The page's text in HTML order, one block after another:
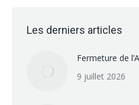
Les derniers articles
Fermeture de
9 juillet 2026